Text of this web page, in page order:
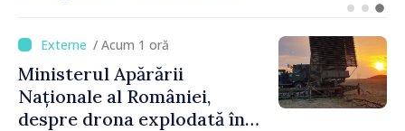
/ Acum 1 oră
Ministerul Apărării
Naționale al României,
despre drona explodată în